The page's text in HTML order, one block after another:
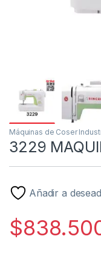
Máquinas de Coser
3229
Añadir a
$